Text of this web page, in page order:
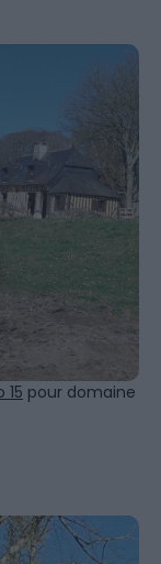
pour domaine